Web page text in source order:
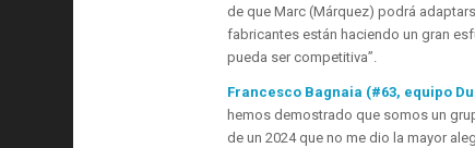
de que Marc (Márquez) podrá
fabricantes están haciendo un gran
pueda ser competitiva”.
Francesco Bagnaia (#63, equipo
hemos demostrado que somos un
de un 2024 que no me dio la mayor